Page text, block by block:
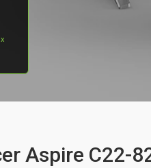
Aspire C22-